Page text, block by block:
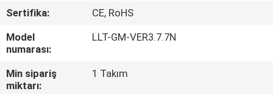
HAKKIMIZDA
TURU
Sertifika:
CE, RoHS
Model
numarası:
LLT-GM-VER3.7.7N
Min sipariş
miktarı:
1 Takım